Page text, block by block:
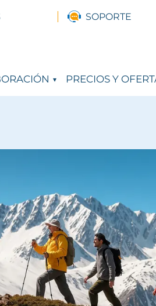
SOPORTE
PRECIOS Y